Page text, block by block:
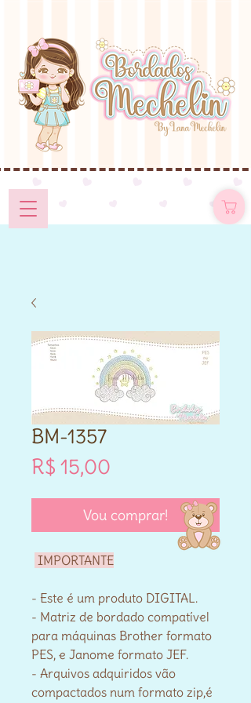
BM-1357
R$ 15,00
Vou comprar!
IMPORTANTE
- Este é um produto DIGITAL.
- Matriz de bordado compatível
para máquinas Brother formato
PES, e Janome formato JEF.
- Arquivos adquiridos vão
compactados num formato zip,é